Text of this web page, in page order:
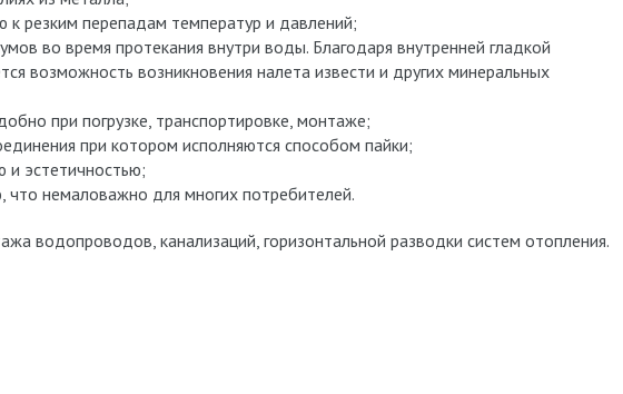
к резким перепадам температур и давлений;
во время протекания внутри воды. Благодаря внутренней гладкой
возможность возникновения налета извести и других минеральных
при погрузке, транспортировке, монтаже;
при котором исполняются способом пайки;
и эстетичностью;
что немаловажно для многих потребителей.
водопроводов, канализаций, горизонтальной разводки систем отопления.